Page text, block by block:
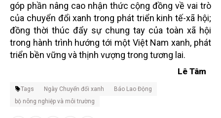
góp phần nâng cao nhận thức cộng đồng về vai trò
của chuyển đổi xanh trong phát triển kinh tế-xã hội;
đồng thời thúc đẩy sự chung tay của toàn xã hội
trong hành trình hướng tới một Việt Nam xanh, phát
triển bền vững và thịnh vượng trong tương lai.
Lê Tâm
Tags Ngày Chuyển đổi xanh
Báo Lao Động
bộ nông nghiệp và môi trường